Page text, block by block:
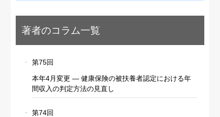
著者のコラム一覧
第75回
本年4月変更 ― 健康保険の被扶養者認定における年
間収入の判定方法の見直し
第74回